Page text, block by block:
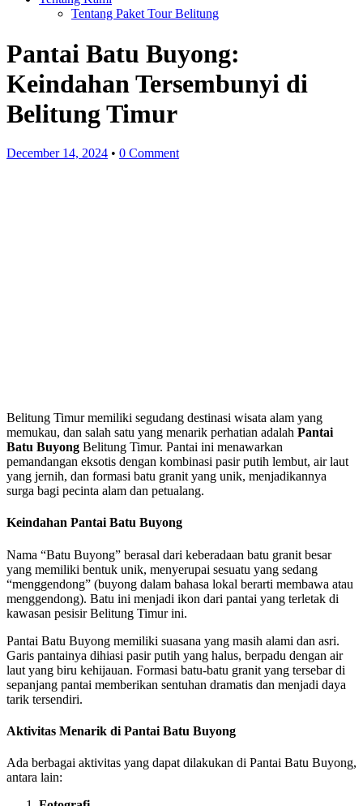
Tentang Paket Tour Belitung
Pantai Batu Buyong:
Keindahan Tersembunyi di
Belitung Timur
December 14, 2024 • 0 Comment
Belitung Timur memiliki segudang destinasi wisata alam yang
memukau, dan salah satu yang menarik perhatian adalah Pantai
Batu Buyong Belitung Timur. Pantai ini menawarkan
pemandangan eksotis dengan kombinasi pasir putih lembut, air laut
yang jernih, dan formasi batu granit yang unik, menjadikannya
surga bagi pecinta alam dan petualang.
Keindahan Pantai Batu Buyong
Nama “Batu Buyong” berasal dari keberadaan batu granit besar
yang memiliki bentuk unik, menyerupai sesuatu yang sedang
“menggendong” (buyong dalam bahasa lokal berarti membawa atau
menggendong). Batu ini menjadi ikon dari pantai yang terletak di
kawasan pesisir Belitung Timur ini.
Pantai Batu Buyong memiliki suasana yang masih alami dan asri.
Garis pantainya dihiasi pasir putih yang halus, berpadu dengan air
laut yang biru kehijauan. Formasi batu-batu granit yang tersebar di
sepanjang pantai memberikan sentuhan dramatis dan menjadi daya
tarik tersendiri.
Aktivitas Menarik di Pantai Batu Buyong
Ada berbagai aktivitas yang dapat dilakukan di Pantai Batu Buyong,
antara lain: